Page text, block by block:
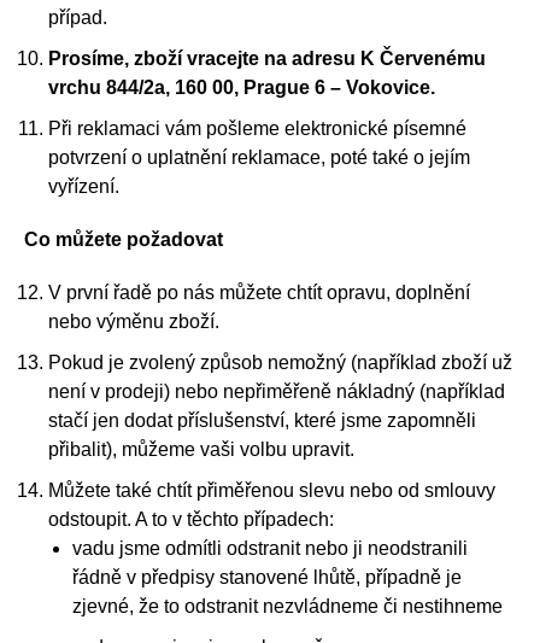
případ.
Prosíme, zboží vracejte na adresu K Červenému
vrchu 844/2a, 160 00, Prague 6 – Vokovice.
Při reklamaci vám pošleme elektronické písemné
potvrzení o uplatnění reklamace, poté také o jejím
vyřízení.
Co můžete požadovat
V první řadě po nás můžete chtít opravu, doplnění
nebo výměnu zboží.
Pokud je zvolený způsob nemožný (například zboží už
není v prodeji) nebo nepřiměřeně nákladný (například
stačí jen dodat příslušenství, které jsme zapomněli
přibalit), můžeme vaši volbu upravit.
Můžete také chtít přiměřenou slevu nebo od smlouvy
odstoupit. A to v těchto případech:
vadu jsme odmítli odstranit nebo ji neodstranili
řádně v předpisy stanovené lhůtě, případně je
zjevné, že to odstranit nezvládneme či nestihneme